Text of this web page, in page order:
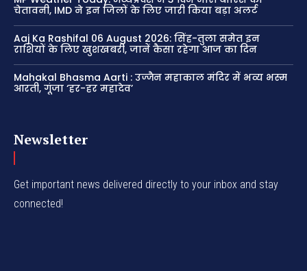
चेतावनी, IMD ने इन जिलों के लिए जारी किया बड़ा अलर्ट
Aaj Ka Rashifal 06 August 2026: सिंह-तुला समेत इन
राशियों के लिए खुशखबरी, जानें कैसा रहेगा आज का दिन
Mahakal Bhasma Aarti : उज्जैन महाकाल मंदिर में भव्य भस्म
आरती, गूंजा ‘हर-हर महादेव’
Newsletter
Get important news delivered directly to your inbox and stay
connected!